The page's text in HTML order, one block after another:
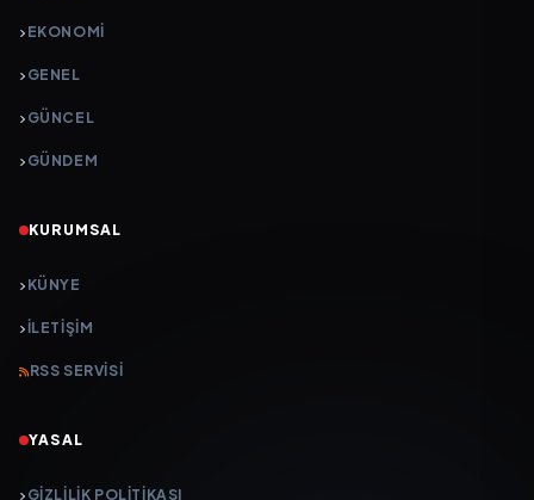
EKONOMI
GENEL
GÜNCEL
GÜNDEM
KURUMSAL
KÜNYE
İLETIŞIM
RSS SERVISI
YASAL
GIZLILIK POLITIKASI